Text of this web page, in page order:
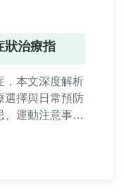
狀治療指
，本文深度解析
選擇與日常預防
、運動注意事